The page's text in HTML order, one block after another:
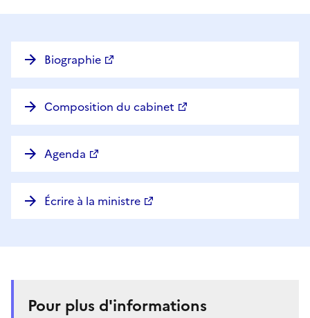
Biographie
Composition du cabinet
Agenda
Écrire à la ministre
Pour plus d'informations